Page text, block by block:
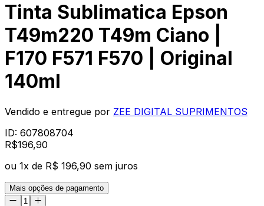
Tinta Sublimatica Epson
T49m220 T49m Ciano |
F170 F571 F570 | Original
140ml
Vendido e entregue por ZEE DIGITAL SUPRIMENTOS
ID: 607808704
R$196,90
ou 1x de R$ 196,90 sem juros
Mais opções de pagamento